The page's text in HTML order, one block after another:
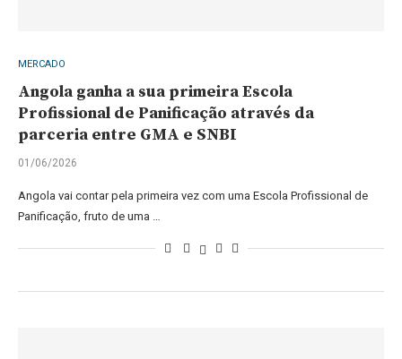
MERCADO
Angola ganha a sua primeira Escola
Profissional de Panificação através da
parceria entre GMA e SNBI
01/06/2026
Angola vai contar pela primeira vez com uma Escola Profissional de
Panificação, fruto de uma …